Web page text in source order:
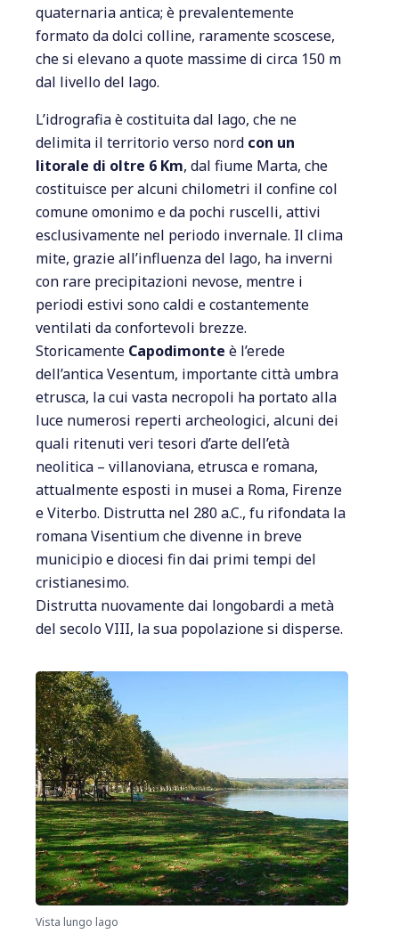
quaternaria antica; è prevalentemente
formato da dolci colline, raramente scoscese,
che si elevano a quote massime di circa 150 m
dal livello del lago.
L’idrografia è costituita dal lago, che ne
delimita il territorio verso nord con un
litorale di oltre 6 Km, dal fiume Marta, che
costituisce per alcuni chilometri il confine col
comune omonimo e da pochi ruscelli, attivi
esclusivamente nel periodo invernale. Il clima
mite, grazie all’influenza del lago, ha inverni
con rare precipitazioni nevose, mentre i
periodi estivi sono caldi e costantemente
ventilati da confortevoli brezze.
Storicamente Capodimonte è l’erede
dell’antica Vesentum, importante città umbra
etrusca, la cui vasta necropoli ha portato alla
luce numerosi reperti archeologici, alcuni dei
quali ritenuti veri tesori d’arte dell’età
neolitica – villanoviana, etrusca e romana,
attualmente esposti in musei a Roma, Firenze
e Viterbo. Distrutta nel 280 a.C., fu rifondata la
romana Visentium che divenne in breve
municipio e diocesi fin dai primi tempi del
cristianesimo.
Distrutta nuovamente dai longobardi a metà
del secolo VIII, la sua popolazione si disperse.
Vista lungo lago